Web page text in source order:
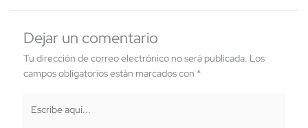
Dejar un comentario
Tu dirección de correo electrónico no será publicada. Los
campos obligatorios están marcados con *
aquí...